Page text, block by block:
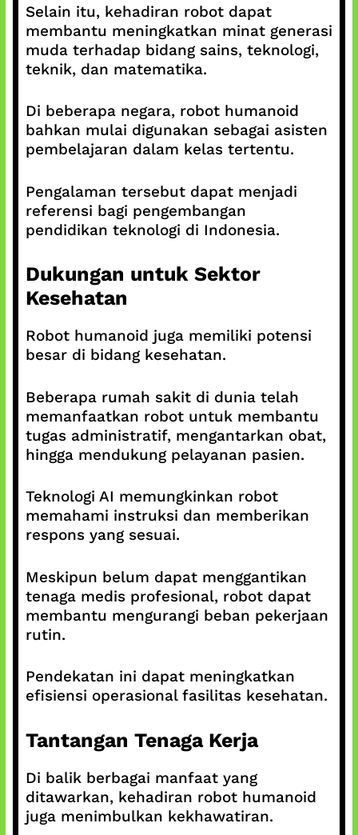
Selain itu, kehadiran robot dapat
membantu meningkatkan minat generasi
muda terhadap bidang sains, teknologi,
teknik, dan matematika.
Di beberapa negara, robot humanoid
bahkan mulai digunakan sebagai asisten
pembelajaran dalam kelas tertentu.
Pengalaman tersebut dapat menjadi
referensi bagi pengembangan
pendidikan teknologi di Indonesia.
Dukungan untuk Sektor
Kesehatan
Robot humanoid juga memiliki potensi
besar di bidang kesehatan.
Beberapa rumah sakit di dunia telah
memanfaatkan robot untuk membantu
tugas administratif, mengantarkan obat,
hingga mendukung pelayanan pasien.
Teknologi AI memungkinkan robot
memahami instruksi dan memberikan
respons yang sesuai.
Meskipun belum dapat menggantikan
tenaga medis profesional, robot dapat
membantu mengurangi beban pekerjaan
rutin.
Pendekatan ini dapat meningkatkan
efisiensi operasional fasilitas kesehatan.
Tantangan Tenaga Kerja
Di balik berbagai manfaat yang
ditawarkan, kehadiran robot humanoid
juga menimbulkan kekhawatiran.